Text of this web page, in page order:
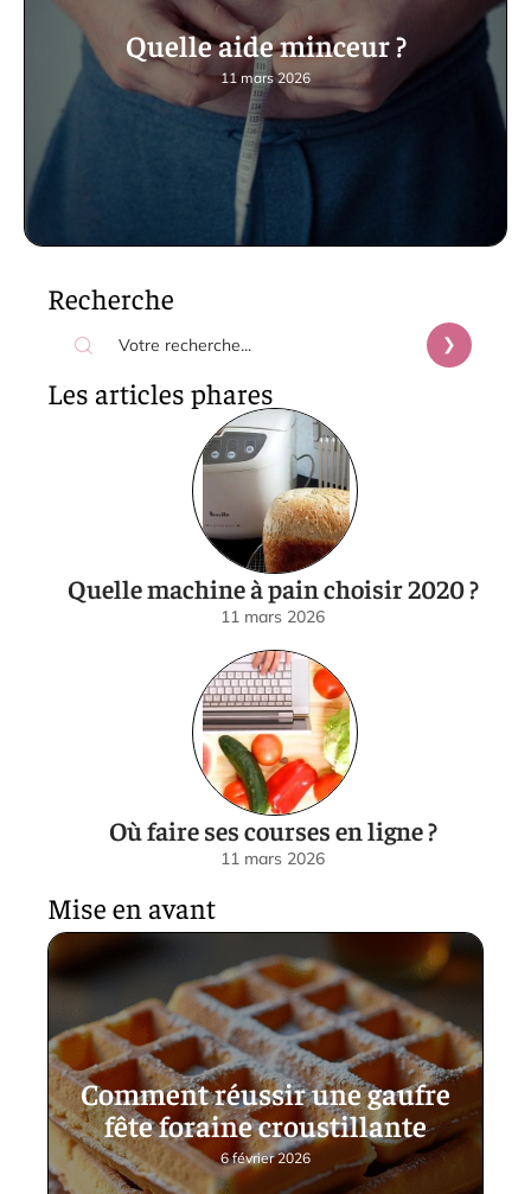
Quelle aide minceur ?
11 mars 2026
Recherche
Les articles phares
Quelle machine à pain choisir 2020 ?
11 mars 2026
Où faire ses courses en ligne ?
11 mars 2026
Mise en avant
Comment réussir une gaufre
fête foraine croustillante
6 février 2026